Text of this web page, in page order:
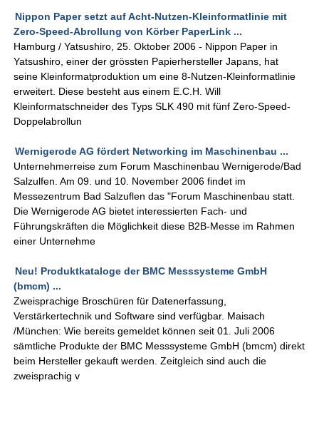
Nippon Paper setzt auf Acht-Nutzen-Kleinformatlinie mit
Zero-Speed-Abrollung von Körber PaperLink ...
Hamburg / Yatsushiro, 25. Oktober 2006 - Nippon Paper in
Yatsushiro, einer der grössten Papierhersteller Japans, hat
seine Kleinformatproduktion um eine 8-Nutzen-Kleinformatlinie
erweitert. Diese besteht aus einem E.C.H. Will
Kleinformatschneider des Typs SLK 490 mit fünf Zero-Speed-
Doppelabrollun
Wernigerode AG fördert Networking im Maschinenbau ...
Unternehmerreise zum Forum Maschinenbau Wernigerode/Bad
Salzulfen. Am 09. und 10. November 2006 findet im
Messezentrum Bad Salzuflen das "Forum Maschinenbau statt.
Die Wernigerode AG bietet interessierten Fach- und
Führungskräften die Möglichkeit diese B2B-Messe im Rahmen
einer Unternehme
Neu! Produktkataloge der BMC Messsysteme GmbH
(bmcm) ...
Zweisprachige Broschüren für Datenerfassung,
Verstärkertechnik und Software sind verfügbar. Maisach
/München: Wie bereits gemeldet können seit 01. Juli 2006
sämtliche Produkte der BMC Messsysteme GmbH (bmcm) direkt
beim Hersteller gekauft werden. Zeitgleich sind auch die
zweisprachig v